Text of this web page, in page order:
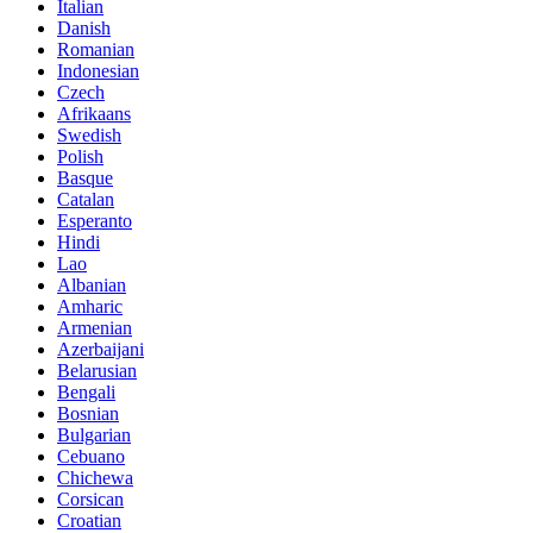
Italian
Danish
Romanian
Indonesian
Czech
Afrikaans
Swedish
Polish
Basque
Catalan
Esperanto
Hindi
Lao
Albanian
Amharic
Armenian
Azerbaijani
Belarusian
Bengali
Bosnian
Bulgarian
Cebuano
Chichewa
Corsican
Croatian